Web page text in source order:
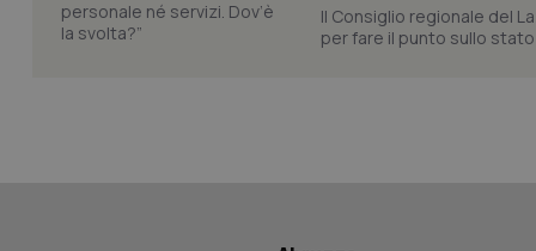
Il Consiglio regionale del
per fare il punto sullo